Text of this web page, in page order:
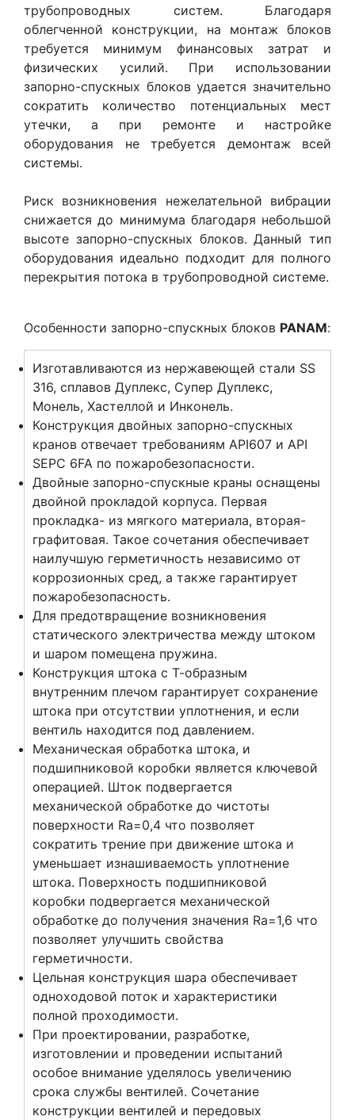
трубопроводных систем. Благодаря
облегченной конструкции, на монтаж блоков
требуется минимум финансовых затрат и
физических усилий. При использовании
запорно-спускных блоков удается значительно
сократить количество потенциальных мест
утечки, а при ремонте и настройке
оборудования не требуется демонтаж всей
системы.
Риск возникновения нежелательной вибрации
снижается до минимума благодаря небольшой
высоте запорно-спускных блоков. Данный тип
оборудования идеально подходит для полного
перекрытия потока в трубопроводной системе.
Особенности запорно-спускных блоков PANAM:
Изготавливаются из нержавеющей стали SS
316, сплавов Дуплекс, Супер Дуплекс,
Монель, Хастеллой и Инконель.
Конструкция двойных запорно-спускных
кранов отвечает требованиям API607 и API
SEPC 6FA по пожаробезопасности.
Двойные запорно-спускные краны оснащены
двойной прокладой корпуса. Первая
прокладка- из мягкого материала, вторая-
графитовая. Такое сочетания обеспечивает
наилучшую герметичность независимо от
коррозионных сред, а также гарантирует
пожаробезопасность.
Для предотвращение возникновения
статического электричества между штоком
и шаром помещена пружина.
Конструкция штока с Т-образным
внутренним плечом гарантирует сохранение
штока при отсутствии уплотнения, и если
вентиль находится под давлением.
Механическая обработка штока, и
подшипниковой коробки является ключевой
операцией. Шток подвергается
механической обработке до чистоты
поверхности Ra=0,4 что позволяет
сократить трение при движение штока и
уменьшает изнашиваемость уплотнение
штока. Поверхность подшипниковой
коробки подвергается механической
обработке до получения значения Ra=1,6 что
позволяет улучшить свойства
герметичности.
Цельная конструкция шара обеспечивает
одноходовой поток и характеристики
полной проходимости.
При проектировании, разработке,
изготовлении и проведении испытаний
особое внимание уделялось увеличению
срока службы вентилей. Сочетание
конструкции вентилей и передовых